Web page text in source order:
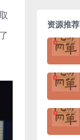
资源推荐